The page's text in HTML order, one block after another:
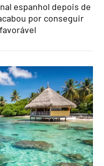
espanhol depois de
por conseguir